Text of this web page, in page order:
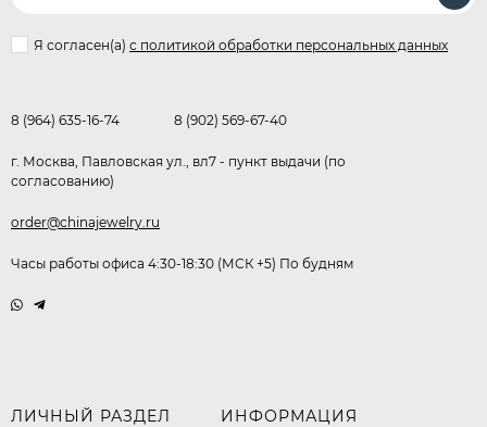
Я согласен(a) с политикой обработки персональных данных
8 (964) 635-16-74 8 (902) 569-67-40
г. Москва, Павловская ул., вл7 - пункт выдачи (по
согласованию)
order@chinajewelry.ru
Часы работы офиса 4:30-18:30 (МСК +5) По будням
ЛИЧНЫЙ РАЗДЕЛ ИНФОРМАЦИЯ